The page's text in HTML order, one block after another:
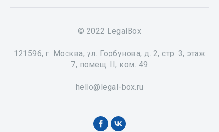
© 2022 LegalBox
121596, г. Москва, ул. Горбунова, д. 2, стр. 3, этаж
7, помещ. II, ком. 49
hello@legal-box.ru